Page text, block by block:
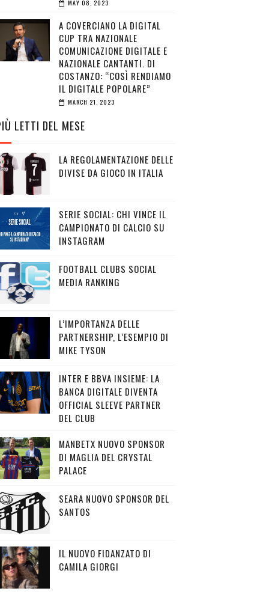
MAY 08, 2023
A COVERCIANO LA DIGITAL
CUP TRA NAZIONALE
COMUNICAZIONE DIGITALE E
NAZIONALE CANTANTI. DI
COSTANZO: “COSÌ RENDIAMO
IL DIGITALE POPOLARE”
MARCH 21, 2023
LETTI DEL MESE
LA REGOLAMENTAZIONE DELLE
DIVISE DA GIOCO IN ITALIA
SERIE SOCIAL: CHI VINCE IL
CAMPIONATO DI CALCIO SU
INSTAGRAM
FOOTBALL CLUBS SOCIAL
MEDIA RANKING
L’IMPORTANZA DELLE
PARTNERSHIP, L’ESEMPIO DI
MIKE TYSON
INTER E BBVA INSIEME: LA
BANCA DIGITALE DIVENTA
OFFICIAL SLEEVE PARTNER
DEL CLUB
MANBETX NUOVO SPONSOR
DI MAGLIA DEL CRYSTAL
PALACE
SEARA NUOVO SPONSOR DEL
SANTOS
IL NUOVO FIDANZATO DI
CAMILA GIORGI